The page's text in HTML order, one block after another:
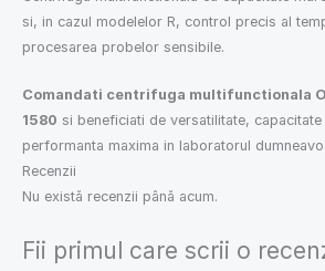
si, in cazul modelelor R, control precis al
procesarea probelor sensibile.
Comandati centrifuga multifunctionala
1580 si beneficiati de versatilitate, capacitate
performanta maxima in laboratorul
Recenzii
Nu există recenzii până acum.
Fii primul care scrii o